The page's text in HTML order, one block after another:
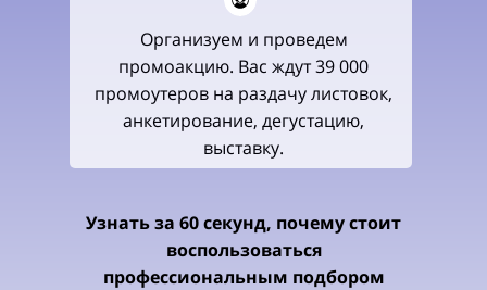
Организуем и проведем
промоакцию. Вас ждут 39 000
промоутеров на раздачу листовок,
анкетирование, дегустацию,
выставку.
Узнать за 60 секунд, почему стоит
воспользоваться
профессиональным подбором